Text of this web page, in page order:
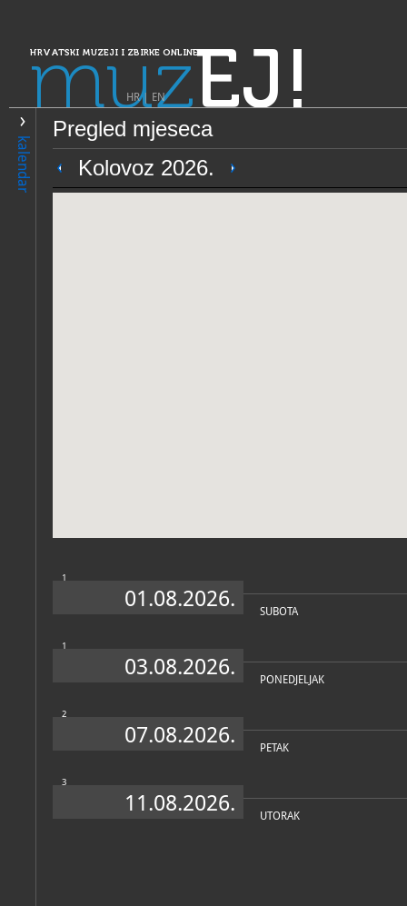
HRVATSKI MUZEJI I ZBIRKE ONLINE
muzEJ!
HR| EN
kalendar
Pregled mjeseca
Kolovoz 2026.
1
01.08.2026. SUBOTA
1
03.08.2026. PONEDJELJAK
2
07.08.2026. PETAK
3
11.08.2026. UTORAK
PRETRAŽIVANJE
Dalmacija
Riznica splitske katedrale